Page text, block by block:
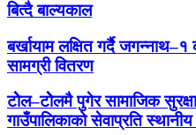
बित्दै बाल्यकाल
बर्खायाम लक्षित गर्दै
सामग्री वितरण
टोेल–टोेलमै पुगेर सामाजिक
गाउँपालिकाको सेवाप्रति